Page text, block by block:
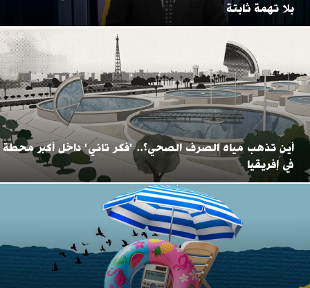
بلا تهمة ثابتة
أين تذهب مياه الصرف الصحي؟.. "فكر تاني" داخل أكبر محطة
في إفريقيا